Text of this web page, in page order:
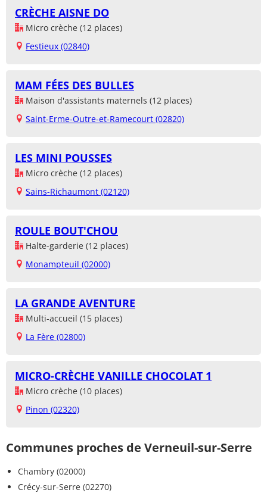
CRÈCHE AISNE DO
Micro crèche (12 places)
Festieux (02840)
MAM FÉES DES BULLES
Maison d'assistants maternels (12 places)
Saint-Erme-Outre-et-Ramecourt (02820)
LES MINI POUSSES
Micro crèche (12 places)
Sains-Richaumont (02120)
ROULE BOUT'CHOU
Halte-garderie (12 places)
Monampteuil (02000)
LA GRANDE AVENTURE
Multi-accueil (15 places)
La Fère (02800)
MICRO-CRÈCHE VANILLE CHOCOLAT 1
Micro crèche (10 places)
Pinon (02320)
Communes proches de Verneuil-sur-Serre
Chambry (02000)
Crécy-sur-Serre (02270)